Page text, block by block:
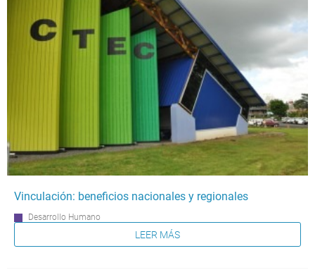
Vinculación: beneficios nacionales y regionales
Desarrollo Humano
LEER MÁS